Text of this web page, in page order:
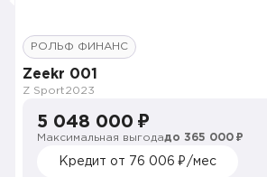
РОЛЬФ ФИНАНС
Zeekr 001
Z Sport2023
5 048 000 ₽
Максимальная выгодадо 365 000 ₽
Кредит от 76 006 ₽/мес